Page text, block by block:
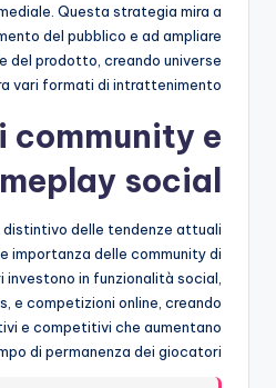
Questa strategia mira a
del pubblico e ad ampliare
del prodotto, creando universe
vari formati di intrattenimento.
community e
social
distintivo delle tendenze attuali
importanza delle community di
investono in funzionalità social,
e competizioni online, creando
e competitivi che aumentano
di permanenza dei giocatori.